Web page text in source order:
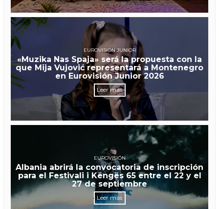
EUROVISIÓN JUNIOR
«Muzika Nas Spaja» será la propuesta con la
que Mija Vujović representará a Montenegro
en Eurovisión Junior 2026
Leer más
EUROVISIÓN
Albania abrirá la convocatoria de inscripción
para el Festivali i Këngës 65 entre el 22 y el
27 de septiembre
Leer más